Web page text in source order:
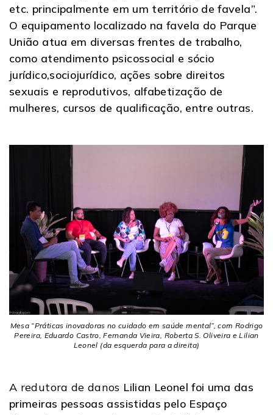
etc. principalmente em um território de favela”.
O equipamento localizado na favela do Parque
União atua em diversas frentes de trabalho,
como atendimento psicossocial e sócio
jurídico,sociojurídico, ações sobre direitos
sexuais e reprodutivos, alfabetização de
mulheres, cursos de qualificação, entre outras.
Mesa “Práticas inovadoras no cuidado em saúde mental”, com Rodrigo
Pereira, Eduardo Castro, Fernanda Vieira, Roberta S. Oliveira e Lilian
Leonel (da esquerda para a direita)
A redutora de danos Lilian Leonel foi uma das
primeiras pessoas assistidas pelo Espaço